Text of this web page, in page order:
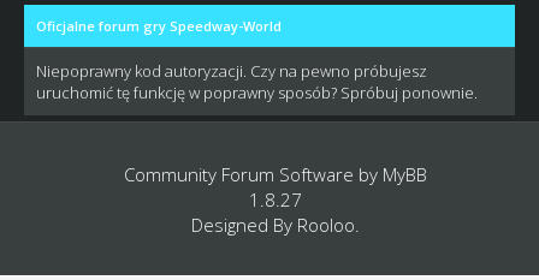
Oficjalne forum gry Speedway-World
Niepoprawny kod autoryzacji. Czy na pewno próbujesz
uruchomić tę funkcję w poprawny sposób? Spróbuj ponownie.
Community Forum Software by MyBB
1.8.27
Designed By Rooloo.